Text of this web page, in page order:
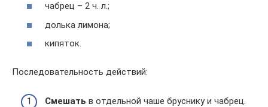
чабрец – 2 ч. л.;
долька лимона;
кипяток.
Последовательность действий:
Смешать в отдельной чаше бруснику и чабрец.